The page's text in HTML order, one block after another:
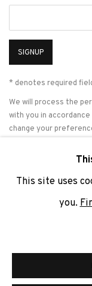
SIGNUP
* denotes required
We will process the
with you in
change your
PRIVACY POLICY
COPYRIGHT © 2026
Tel. +34 93 451
This site uses
you.